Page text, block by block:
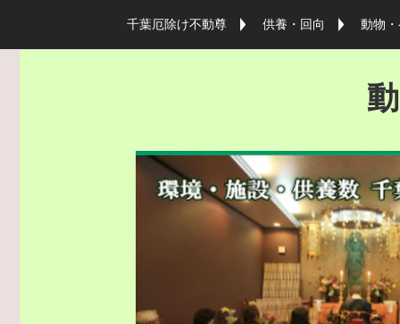
千葉厄除け不動尊 供養・回向 動物